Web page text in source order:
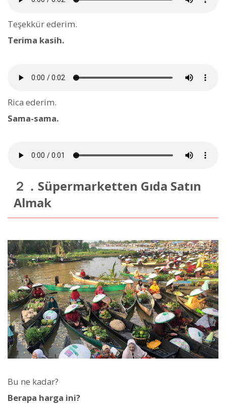
Teşekkür ederim.
Terima kasih.
Rica ederim.
Sama-sama.
２．Süpermarketten Gıda Satın
Almak
Bu ne kadar?
Berapa harga ini?